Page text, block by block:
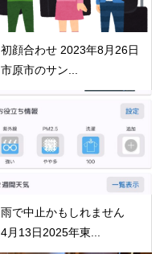
初顔合わせ 2023年8月26日
市原市のサン...
雨で中止かもしれません
4月13日2025年東...